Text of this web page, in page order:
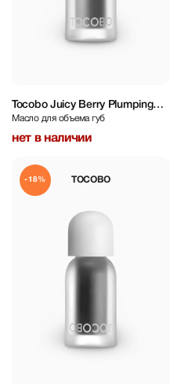
Tocobo Juicy Berry Plumping
Lip Oil 4 g
Масло для объема губ
нет в наличии
TOCOBO
-18%